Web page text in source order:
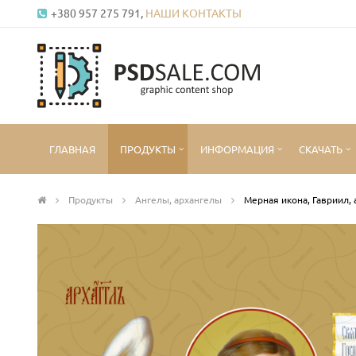
+380 957 275 791, НАШИ КОНТАКТЫ
ГЛАВНАЯ ПРОДУКТЫ ИНФОРМАЦИЯ СКАЧАТЬ
Продукты Ангелы, архангелы Мерная икона, Гавриил,